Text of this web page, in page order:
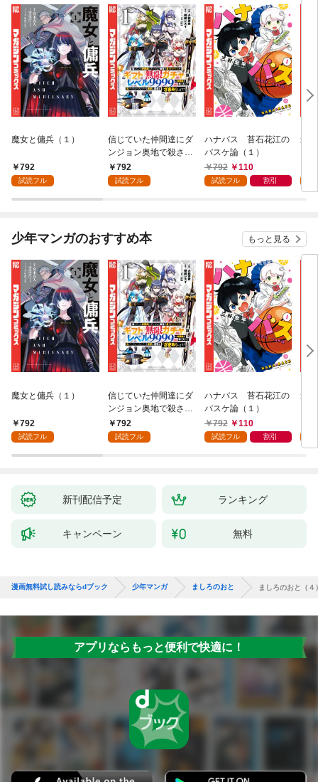
魔女と傭兵（１）
792
試読フル
信じていた仲間達にダ
ンジョン奥地で殺され
かけたがギフト『無限
ガチャ』でレベル９９
『ざまぁ！』します！
（１）
792
試読フル
ハナバス 苔石花江の
バスケ論（１）
792
110
試読フル 割引
追
強
～
（
少年マンガのおすすめ本 もっと見る
魔女と傭兵（１）
792
試読フル
信じていた仲間達にダ
ンジョン奥地で殺され
かけたがギフト『無限
ガチャ』でレベル９９
（１）
792
試読フル
ハナバス 苔石花江の
バスケ論（１）
792
110
試読フル 割引
追
強
～
新刊配信予定 ランキング
キャンペーン 無料
漫画無料試し読みならdブック 少年マンガ ましろのおと ましろのおと（４
アプリならもっと便利で快適に！